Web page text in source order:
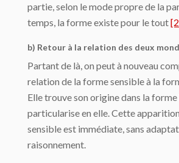
partie, selon le mode propre de la
temps, la forme existe pour le tout
b) Retour à la relation des deux
Partant de là, on peut à nouveau
relation de la forme sensible à la
Elle trouve son origine dans la forme
particularise en elle. Cette
sensible est immédiate, sans
raisonnement.